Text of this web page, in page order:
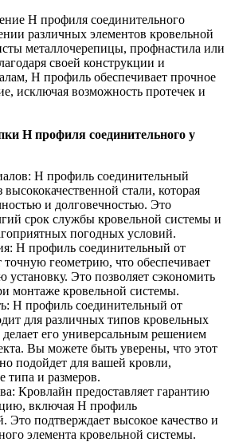
Н профиля соединительного
различных элементов кровельной
металлочерепицы, профнастила или
своей конструкции и
Н профиль обеспечивает прочное
исключая возможность протечек и
Н профиля соединительного у
Н профиль соединительный
высококачественной стали, которая
и долговечностью. Это
срок службы кровельной системы и
погодных условий.
Н профиль соединительный от
геометрию, что обеспечивает
установку. Это позволяет сэкономить
монтаже кровельной системы.
Н профиль соединительный от
для различных типов кровельных
делает его универсальным решением
Вы можете быть уверены, что этот
подойдет для вашей кровли,
типа и размеров.
Кровлайн предоставляет гарантию
включая Н профиль
Это подтверждает высокое качество и
элемента кровельной системы.